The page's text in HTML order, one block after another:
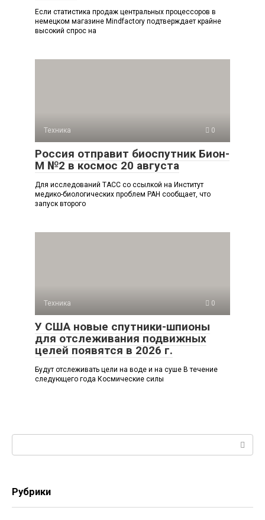
Если статистика продаж центральных процессоров в
немецком магазине Mindfactory подтверждает крайне
высокий спрос на
Техника 0
Россия отправит биоспутник Бион-
М №2 в космос 20 августа
Для исследований ТАСС со ссылкой на Институт
медико-биологических проблем РАН сообщает, что
запуск второго
Техника 0
У США новые спутники-шпионы
для отслеживания подвижных
целей появятся в 2026 г.
Будут отслеживать цели на воде и на суше В течение
следующего года Космические силы
Рубрики